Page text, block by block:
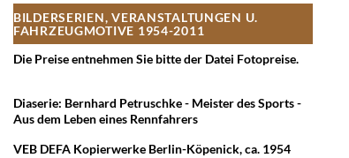
BILDERSERIEN, VERANSTALTUNGEN U.
FAHRZEUGMOTIVE 1954-2011
Die Preise entnehmen Sie bitte der Datei Fotopreise.
Diaserie: Bernhard Petruschke - Meister des Sports -
Aus dem Leben eines Rennfahrers
VEB DEFA Kopierwerke Berlin-Köpenick, ca. 1954